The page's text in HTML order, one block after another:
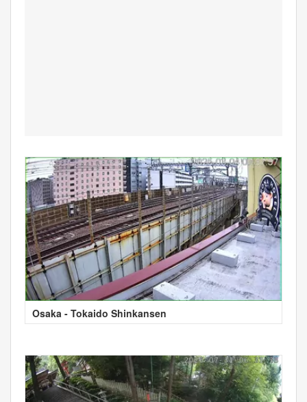
Osaka - Tokaido Shinkansen